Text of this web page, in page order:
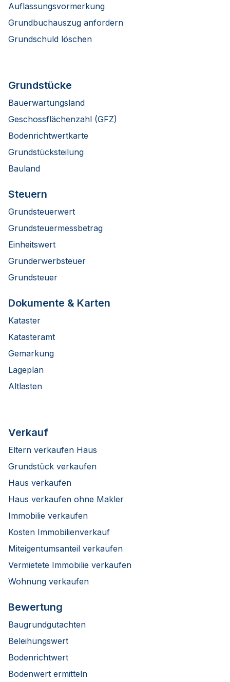
Auflassungsvormerkung
Grundbuchauszug anfordern
Grundschuld löschen
Grundstücke
Bauerwartungsland
Geschossflächenzahl (GFZ)
Bodenrichtwertkarte
Grundstücksteilung
Bauland
Steuern
Grundsteuerwert
Grundsteuermessbetrag
Einheitswert
Grunderwerbsteuer
Grundsteuer
Dokumente & Karten
Kataster
Katasteramt
Gemarkung
Lageplan
Altlasten
Verkauf
Eltern verkaufen Haus
Grundstück verkaufen
Haus verkaufen
Haus verkaufen ohne Makler
Immobilie verkaufen
Kosten Immobilienverkauf
Miteigentumsanteil verkaufen
Vermietete Immobilie verkaufen
Wohnung verkaufen
Bewertung
Baugrundgutachten
Beleihungswert
Bodenrichtwert
Bodenwert ermitteln